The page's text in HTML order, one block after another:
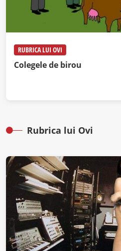
RUBRICA LUI OVI
Colegele de birou
Rubrica lui Ovi